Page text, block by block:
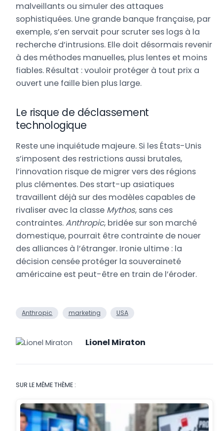
malveillants ou simuler des attaques
sophistiquées. Une grande banque française, par
exemple, s’en servait pour scruter ses logs à la
recherche d’intrusions. Elle doit désormais revenir
à des méthodes manuelles, plus lentes et moins
fiables. Résultat : vouloir protéger à tout prix a
ouvert une faille bien plus large.
Le risque de déclassement
technologique
Reste une inquiétude majeure. Si les États-Unis
s’imposent des restrictions aussi brutales,
l’innovation risque de migrer vers des régions
plus clémentes. Des start-up asiatiques
travaillent déjà sur des modèles capables de
rivaliser avec la classe Mythos, sans ces
contraintes.Anthropic, bridée sur son marché
domestique, pourrait être contrainte de nouer
des alliances à l’étranger. Ironie ultime : la
décision censée protéger la souveraineté
américaine est peut-être en train de l’éroder.
Anthropic marketing USA
Lionel Miraton
SUR LE MÊME THÈME :